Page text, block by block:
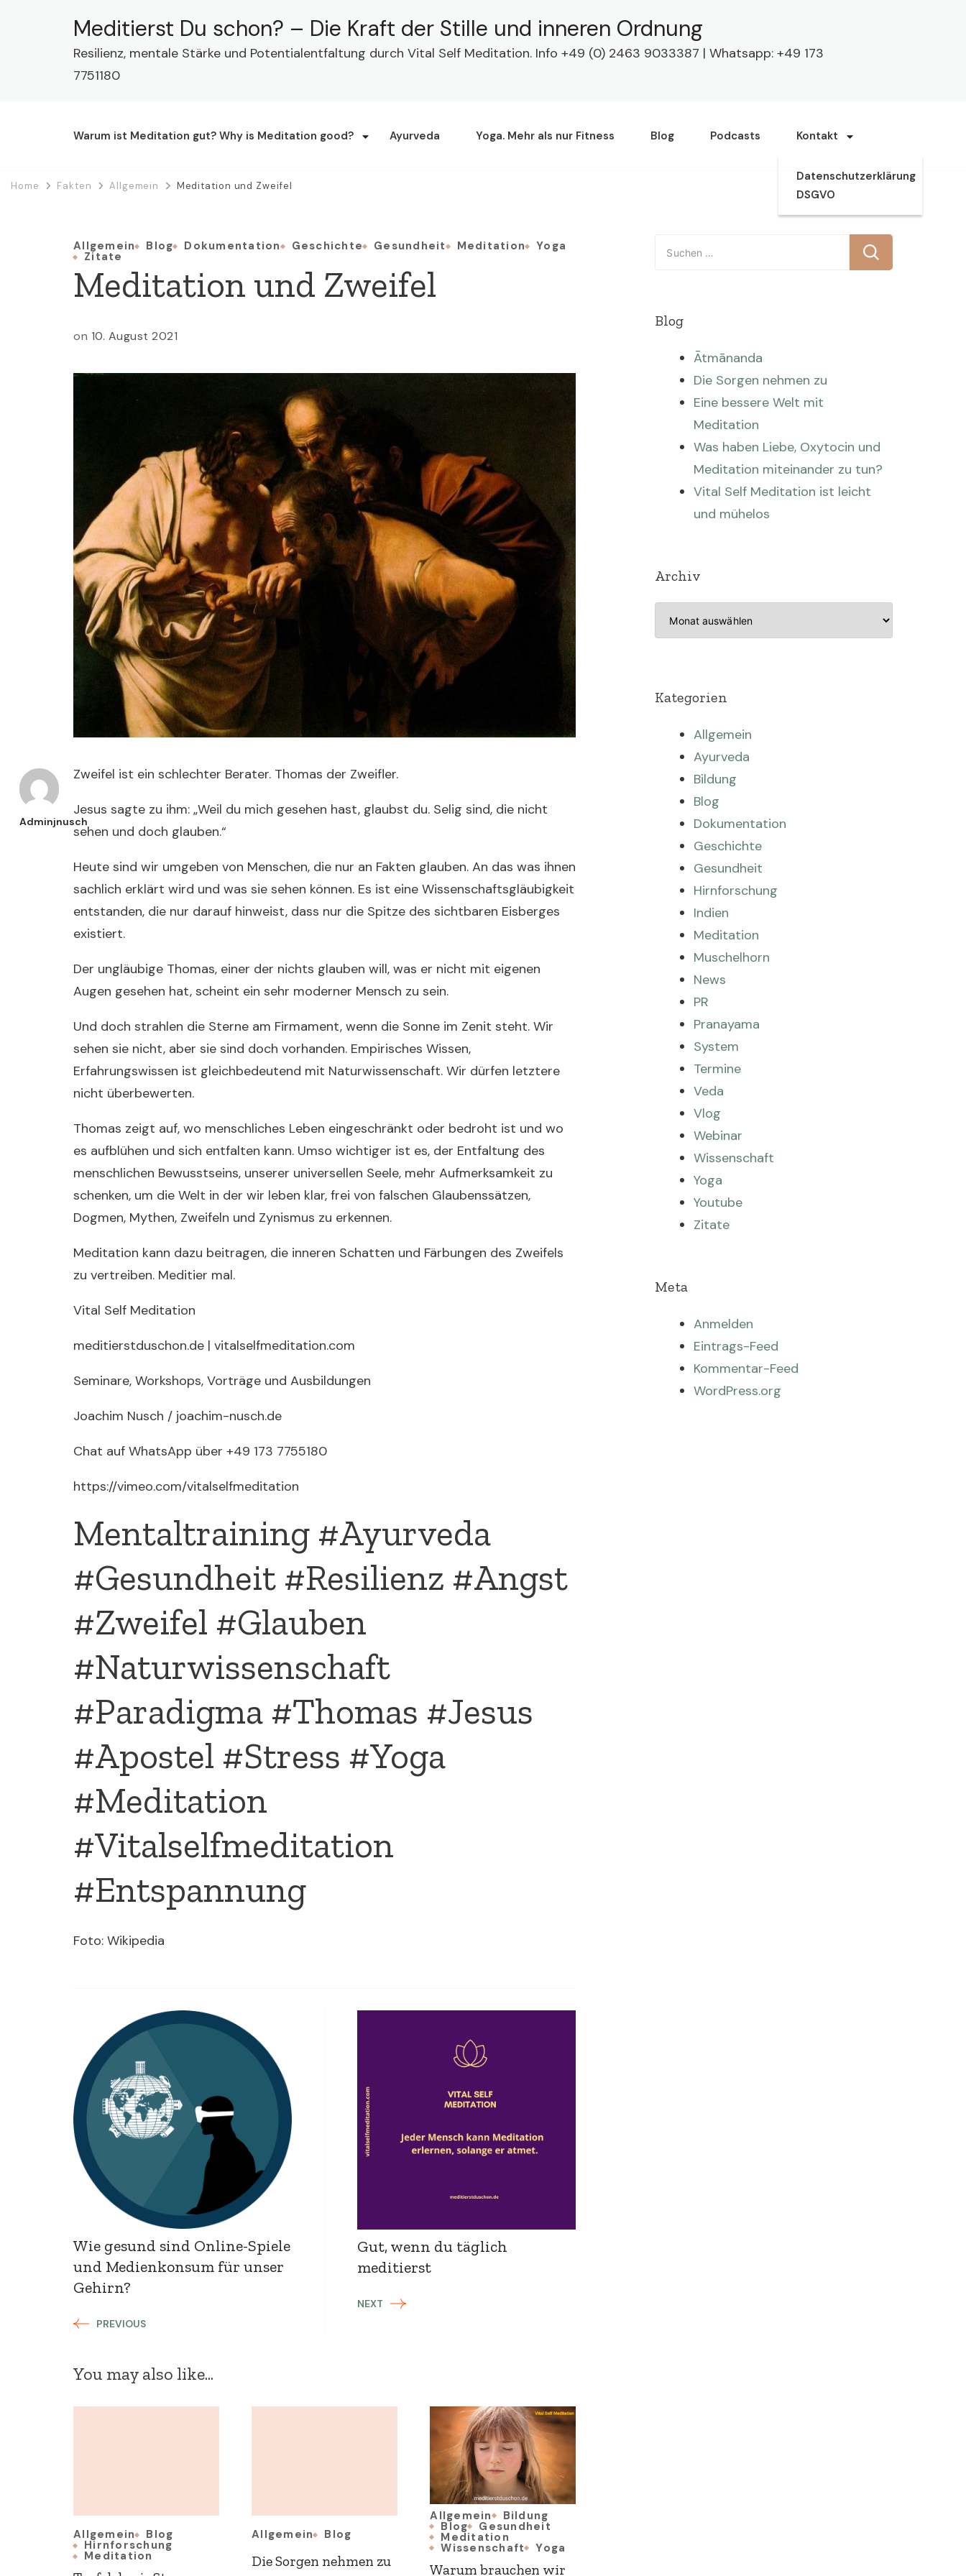
Meditierst Du schon? – Die Kraft der Stille und inneren Ordnung
Resilienz, mentale Stärke und Potentialentfaltung durch Vital Self Meditation. Info +49 (0) 2463 9033387 | Whatsapp: +49 173
7751180
Warum ist Meditation gut? Why is Meditation good? Ayurveda Yoga. Mehr als nur Fitness Blog Podcasts Kontakt
Datenschutzerklärung
DSGVO
Home Fakten Allgemein Meditation und Zweifel
Allgemein Blog Dokumentation Geschichte Gesundheit Meditation Yoga
Zitate
Meditation und Zweifel
on 10. August 2021
Adminjnusch
Zweifel ist ein schlechter Berater. Thomas der Zweifler.
Jesus sagte zu ihm: „Weil du mich gesehen hast, glaubst du. Selig sind, die nicht
sehen und doch glauben.“
Heute sind wir umgeben von Menschen, die nur an Fakten glauben. An das was ihnen
sachlich erklärt wird und was sie sehen können. Es ist eine Wissenschaftsgläubigkeit
entstanden, die nur darauf hinweist, dass nur die Spitze des sichtbaren Eisberges
existiert.
Der ungläubige Thomas, einer der nichts glauben will, was er nicht mit eigenen
Augen gesehen hat, scheint ein sehr moderner Mensch zu sein.
Und doch strahlen die Sterne am Firmament, wenn die Sonne im Zenit steht. Wir
sehen sie nicht, aber sie sind doch vorhanden. Empirisches Wissen,
Erfahrungswissen ist gleichbedeutend mit Naturwissenschaft. Wir dürfen letztere
nicht überbewerten.
Thomas zeigt auf, wo menschliches Leben eingeschränkt oder bedroht ist und wo
es aufblühen und sich entfalten kann. Umso wichtiger ist es, der Entfaltung des
menschlichen Bewusstseins, unserer universellen Seele, mehr Aufmerksamkeit zu
schenken, um die Welt in der wir leben klar, frei von falschen Glaubenssätzen,
Dogmen, Mythen, Zweifeln und Zynismus zu erkennen.
Meditation kann dazu beitragen, die inneren Schatten und Färbungen des Zweifels
zu vertreiben. Meditier mal.
Vital Self Meditation
meditierstduschon.de | vitalselfmeditation.com
Seminare, Workshops, Vorträge und Ausbildungen
Joachim Nusch / joachim-nusch.de
Chat auf WhatsApp über +49 173 7755180
https://vimeo.com/vitalselfmeditation
Mentaltraining #Ayurveda
#Gesundheit #Resilienz #Angst
#Zweifel #Glauben
#Naturwissenschaft
#Paradigma #Thomas #Jesus
#Apostel #Stress #Yoga
#Meditation
#Vitalselfmeditation
#Entspannung
Foto: Wikipedia
Post
Navigation
Wie gesund sind Online-Spiele
und Medienkonsum für unser
Gehirn?
PREVIOUS
Gut, wenn du täglich
meditierst
NEXT
You may also like...
Allgemein Blog
Hirnforschung
Meditation
Allgemein Blog
Die Sorgen nehmen zu
Allgemein Bildung
Blog Gesundheit
Meditation
Wissenschaft Yoga
Warum brauchen wir
Suchen
nach:
Blog
Ātmānanda
Die Sorgen nehmen zu
Eine bessere Welt mit
Meditation
Was haben Liebe, Oxytocin und
Meditation miteinander zu tun?
Vital Self Meditation ist leicht
und mühelos
Archiv
Archiv
Kategorien
Allgemein
Ayurveda
Bildung
Blog
Dokumentation
Geschichte
Gesundheit
Hirnforschung
Indien
Meditation
Muschelhorn
News
PR
Pranayama
System
Termine
Veda
Vlog
Webinar
Wissenschaft
Yoga
Youtube
Zitate
Meta
Anmelden
Eintrags-Feed
Kommentar-Feed
WordPress.org